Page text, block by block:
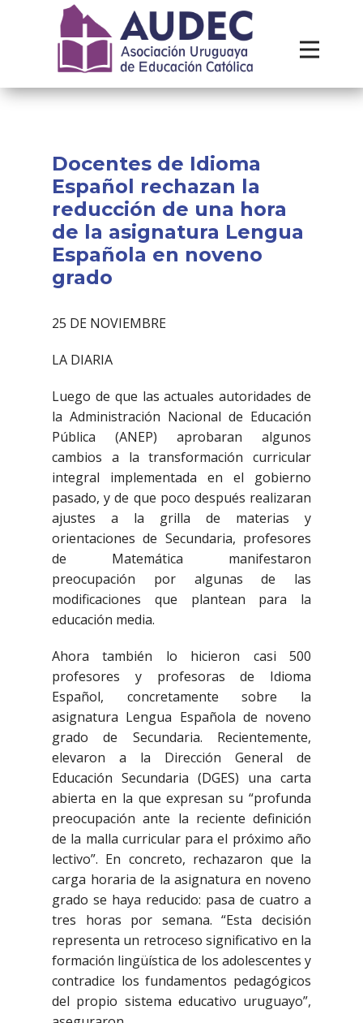
Institucional
Recursos
Docentes de Idioma
Español rechazan la
reducción de una hora
de la asignatura Lengua
Española en noveno
grado
25 DE NOVIEMBRE
LA DIARIA
Luego de que las actuales autoridades de
la Administración Nacional de Educación
Pública (ANEP) aprobaran algunos
cambios a la transformación curricular
integral implementada en el gobierno
pasado, y de que poco después realizaran
ajustes a la grilla de materias y
orientaciones de Secundaria, profesores
de Matemática manifestaron
preocupación por algunas de las
modificaciones que plantean para la
educación media.
Ahora también lo hicieron casi 500
profesores y profesoras de Idioma
Español, concretamente sobre la
asignatura Lengua Española de noveno
grado de Secundaria. Recientemente,
elevaron a la Dirección General de
Educación Secundaria (DGES) una carta
abierta en la que expresan su “profunda
preocupación ante la reciente definición
de la malla curricular para el próximo año
lectivo”. En concreto, rechazaron que la
carga horaria de la asignatura en noveno
grado se haya reducido: pasa de cuatro a
tres horas por semana. “Esta decisión
representa un retroceso significativo en la
formación lingüística de los adolescentes y
contradice los fundamentos pedagógicos
del propio sistema educativo uruguayo”,